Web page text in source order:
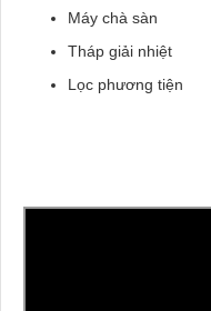
Máy chà sàn
Tháp giải nhiệt
Lọc phương tiện